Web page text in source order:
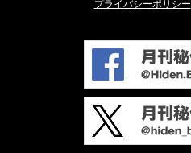
プライバシーポリシー